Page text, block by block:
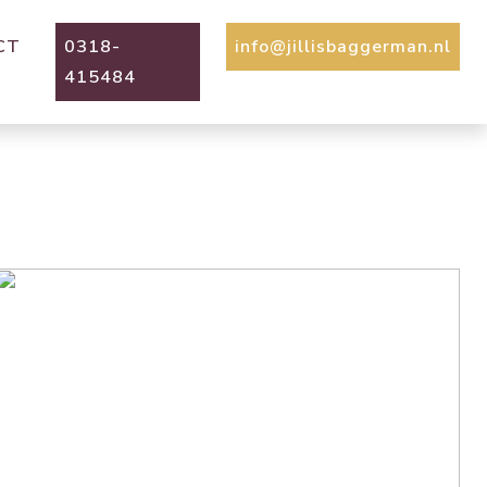
0318-
415484
info@jillisbaggerman.nl